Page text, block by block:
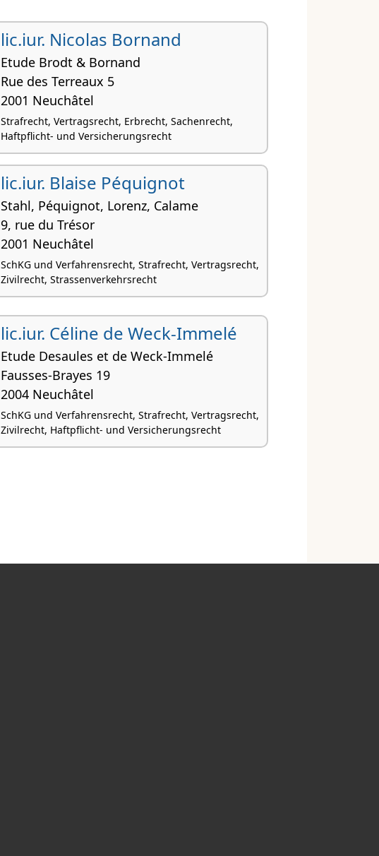
lic.iur. Nicolas Bornand
Etude Brodt & Bornand
Rue des Terreaux 5
2001 Neuchâtel
Strafrecht, Vertragsrecht, Erbrecht, Sachenrecht,
Haftpflicht- und Versicherungsrecht
lic.iur. Blaise Péquignot
Stahl, Péquignot, Lorenz, Calame
9, rue du Trésor
2001 Neuchâtel
SchKG und Verfahrensrecht, Strafrecht, Vertragsrecht,
Zivilrecht, Strassenverkehrsrecht
lic.iur. Céline de Weck-Immelé
Etude Desaules et de Weck-Immelé
Fausses-Brayes 19
2004 Neuchâtel
SchKG und Verfahrensrecht, Strafrecht, Vertragsrecht,
Zivilrecht, Haftpflicht- und Versicherungsrecht